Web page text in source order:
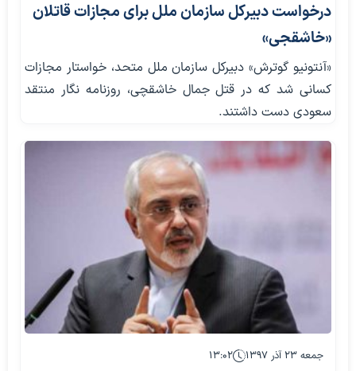
درخواست دبیرکل سازمان ملل برای مجازات قاتلان
«خاشقجی»
«آنتونیو گوترش» دبیرکل سازمان ملل متحد، خواستار مجازات
کسانی شد که در قتل جمال خاشقچی، روزنامه نگار منتقد
سعودی دست داشتند.
جمعه ۲۳ آذر ۱۳۹۷ ۱۳:۰۲